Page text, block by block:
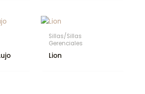
Sillas/Sillas
Gerenciales
Lion